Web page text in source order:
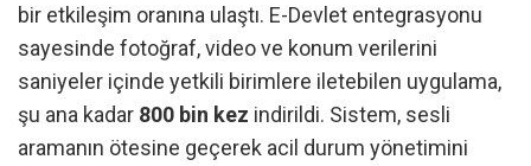
bir etkileşim oranına ulaştı. E-Devlet entegrasyonu
sayesinde fotoğraf, video ve konum verilerini
saniyeler içinde yetkili birimlere iletebilen uygulama,
şu ana kadar 800 bin kez indirildi. Sistem, sesli
aramanın ötesine geçerek acil durum yönetimini